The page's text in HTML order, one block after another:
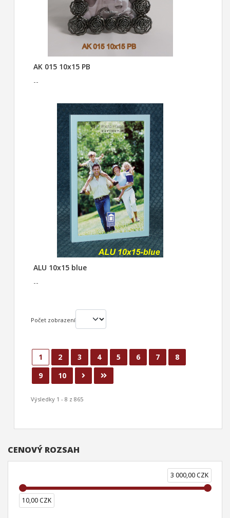
CENOVÝ ROZSAH
10,00 CZK
3 000,00 CZK
AK 015 10x15 PB
--
ALU 10x15 blue
--
Počet zobrazení
1 2 3 4 5 6 7
8
9
10
Výsledky 1 - 8 z 865